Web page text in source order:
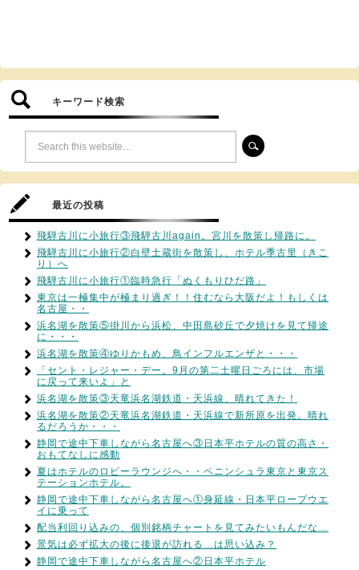
キーワード検索
最近の投稿
飛騨古川に小旅行③飛騨古川again。宮川を散策し帰路に。
飛騨古川に小旅行②白壁土蔵街を散策し、ホテル季古里（きこ
り）へ
飛騨古川に小旅行①臨時急行「ぬくもりひだ路」
東京は一極集中が極まり過ぎ！！住むなら大阪だよ！もしくは
名古屋・・
浜名湖を散策⑤掛川から浜松、中田島砂丘で夕焼けを見て帰途
に・・・
浜名湖を散策④ゆりかもめ、鳥インフルエンザと・・・
「セント・レジャー・デー。9月の第二土曜日ごろには、市場
に戻って来いよ」と
浜名湖を散策③天竜浜名湖鉄道・天浜線、晴れてきた！
浜名湖を散策②天竜浜名湖鉄道・天浜線で新所原を出発。晴れ
るだろうか・・・
静岡で途中下車しながら名古屋へ③日本平ホテルの質の高さ・
おもてなしに感動
夏はホテルのロビーラウンジへ・・ペニンシュラ東京と東京ス
テーションホテル。
静岡で途中下車しながら名古屋へ①身延線・日本平ロープウエ
イに乗って
配当利回り込みの、個別銘柄チャートを見てみたいもんだな…
景気は必ず拡大の後に後退が訪れる…は思い込み？
静岡で途中下車しながら名古屋へ②日本平ホテル